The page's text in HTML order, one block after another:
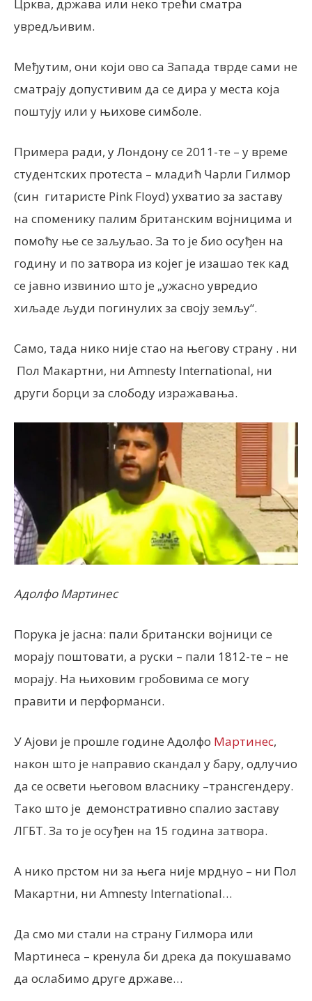
Црква, држава или неко трећи сматра
увредљивим.
Међутим, они који ово са Запада тврде сами не
сматрају допустивим да се дира у места која
поштују или у њихове симболе.
Примера ради, у Лондону се 2011-те – у време
студентских протеста – младић Чарли Гилмор
(син гитаристе Pink Floyd) ухватио за заставу
на споменику палим британским војницима и
помоћу ње се заљуљао. За то је био осуђен на
годину и по затвора из којег је изашао тек кад
се јавно извинио што је „ужасно увредио
хиљаде људи погинулих за своју земљу“.
Само, тада нико није стао на његову страну . ни
Пол Макартни, ни Amnesty International, ни
други борци за слободу изражавања.
Адолфо Мартинес
Порука је јасна: пали британски војници се
морају поштовати, а руски – пали 1812-те – не
морају. На њиховим гробовима се могу
правити и перформанси.
У Ајови је прошле године Адолфо Мартинес,
након што је направио скандал у бару, одлучио
да се освети његовом власнику –трансгендеру.
Тако што је демонстративно спалио заставу
ЛГБТ. За то је осуђен на 15 година затвора.
А нико прстом ни за њега није мрднуо – ни Пол
Макартни, ни Amnesty International…
Да смо ми стали на страну Гилмора или
Мартинеса – кренула би дрека да покушавамо
да ослабимо друге државе…